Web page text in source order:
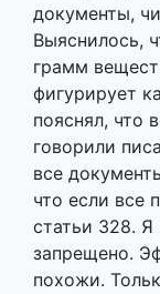
документы,
Выяснилось,
грамм
фигурирует
пояснял, что
говорили
все
что если все
статьи 328. Я
запрещено.
похожи.